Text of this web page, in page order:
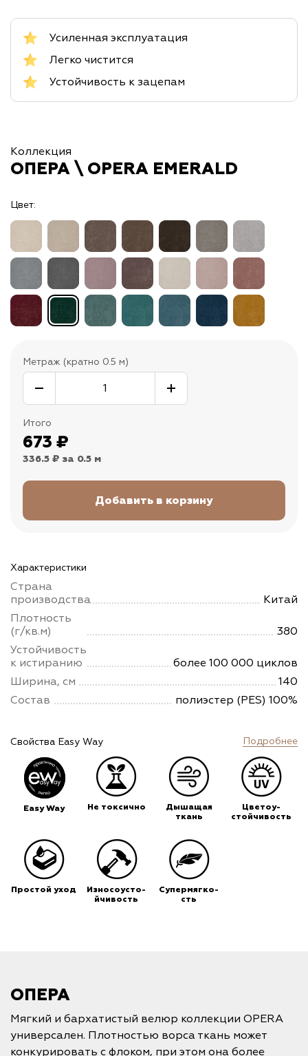
Усиленная эксплуатация
Легко чистится
Устойчивость к зацепам
Коллекция
ОПЕРА \ OPERA EMERALD
Цвет:
Метраж (кратно 0.5 м)
Итого
673 ₽
336.5 ₽ за 0.5 м
Характеристики
Страна
производства
Китай
Плотность
(г/кв.м)
380
Устойчивость
к истиранию
более 100 000 циклов
Ширина, см
140
Состав
полиэстер (PES) 100%
Свойства Easy Way Подробнее
Easy Way Не токсично
Дышащая
ткань
Цветоу-
стойчивость
Простой уход
Износоусто-
йчивость
Супермягко-
сть
ОПЕРА
Мягкий и бархатистый велюр коллекции OPERA
универсален. Плотностью ворса ткань может
конкурировать с флоком, при этом она более